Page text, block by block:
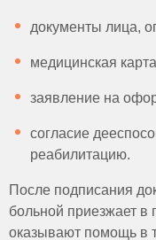
документы лица,
медицинская
заявление на
согласие
реабилитацию.
После подписания
больной приезжает
оказывают помощь в